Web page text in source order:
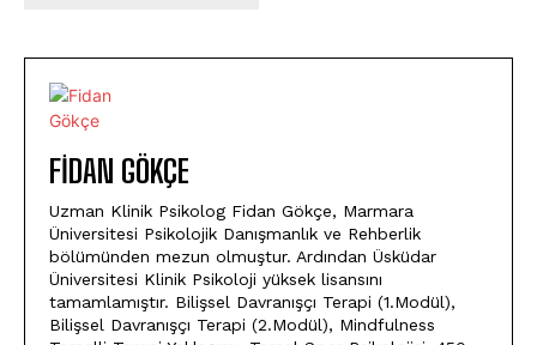
FIDAN GÖKÇE
Uzman Klinik Psikolog Fidan Gökçe, Marmara
Üniversitesi Psikolojik Danışmanlık ve Rehberlik
bölümünden mezun olmuştur. Ardından Üsküdar
Üniversitesi Klinik Psikoloji yüksek lisansını
tamamlamıştır. Bilişsel Davranışçı Terapi (1.Modül),
Bilişsel Davranışçı Terapi (2.Modül), Mindfulness